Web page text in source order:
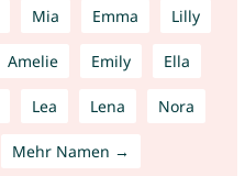
Mia Emma Lilly
Amelie Emily Ella
Lea Lena Nora
Mehr Namen →